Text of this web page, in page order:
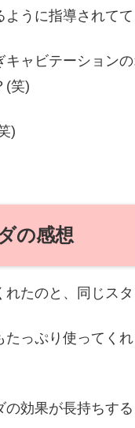
うに指導されてて
キャビテーション
(笑)
)
の感想
れたのと、同じス
っぷり使ってく
効果が長持ちする